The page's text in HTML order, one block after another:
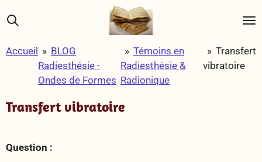
Passer
au
principal
Accueil » BLOG
Radiesthésie -
Ondes de Formes
» Témoins en
Radiesthésie &
Radionique
» Transfert
vibratoire
Transfert vibratoire
Question :